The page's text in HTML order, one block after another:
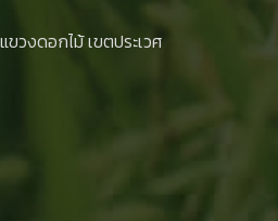
วงดอกไม้ เขตประเวศ